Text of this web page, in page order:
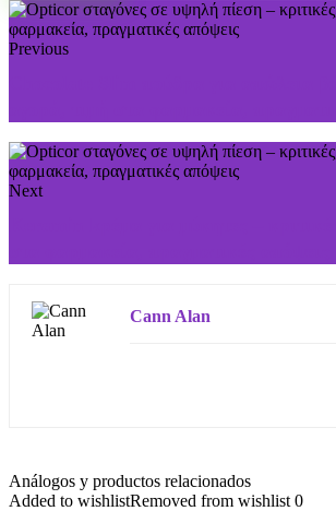
Previous
Next
Cann Alan
Análogos y productos relacionados
Added to wishlistRemoved from wishlist 0